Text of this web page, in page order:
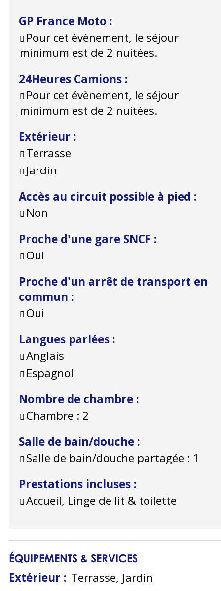
GP France Moto :
Pour cet évènement, le séjour
minimum est de 2 nuitées.
24Heures Camions :
Pour cet évènement, le séjour
minimum est de 2 nuitées.
Extérieur :
Terrasse
Jardin
Accès au circuit possible à pied :
Non
Proche d'une gare SNCF :
Oui
Proche d'un arrêt de transport en
commun :
Oui
Langues parlées :
Anglais
Espagnol
Nombre de chambre :
Chambre : 2
Salle de bain/douche :
Salle de bain/douche partagée : 1
Prestations incluses :
Accueil, Linge de lit & toilette
ÉQUIPEMENTS & SERVICES
Extérieur : Terrasse Jardin